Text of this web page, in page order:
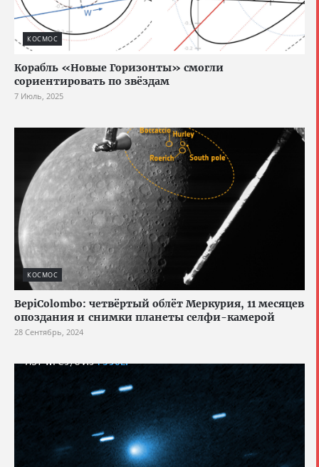
КОСМОС
Корабль «Новые Горизонты» смогли
сориентировать по звёздам
7 Июль, 2025
КОСМОС
BepiColombo: четвёртый облёт Меркурия, 11 месяцев
опоздания и снимки планеты селфи-камерой
28 Сентябрь, 2024